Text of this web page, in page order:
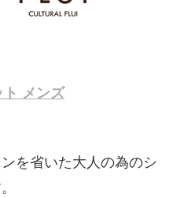
ト メンズ
を省いた大人の為のシ